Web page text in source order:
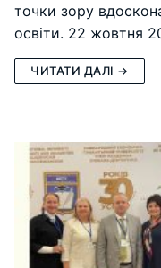
точки зору
освіти. 22 жовтня
ЧИТАТИ ДАЛІ →